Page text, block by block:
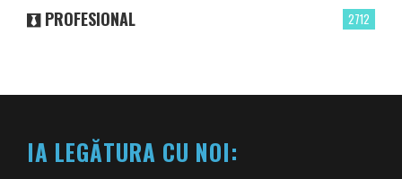
2712
PROFESIONAL
IA LEGĂTURA CU NOI: